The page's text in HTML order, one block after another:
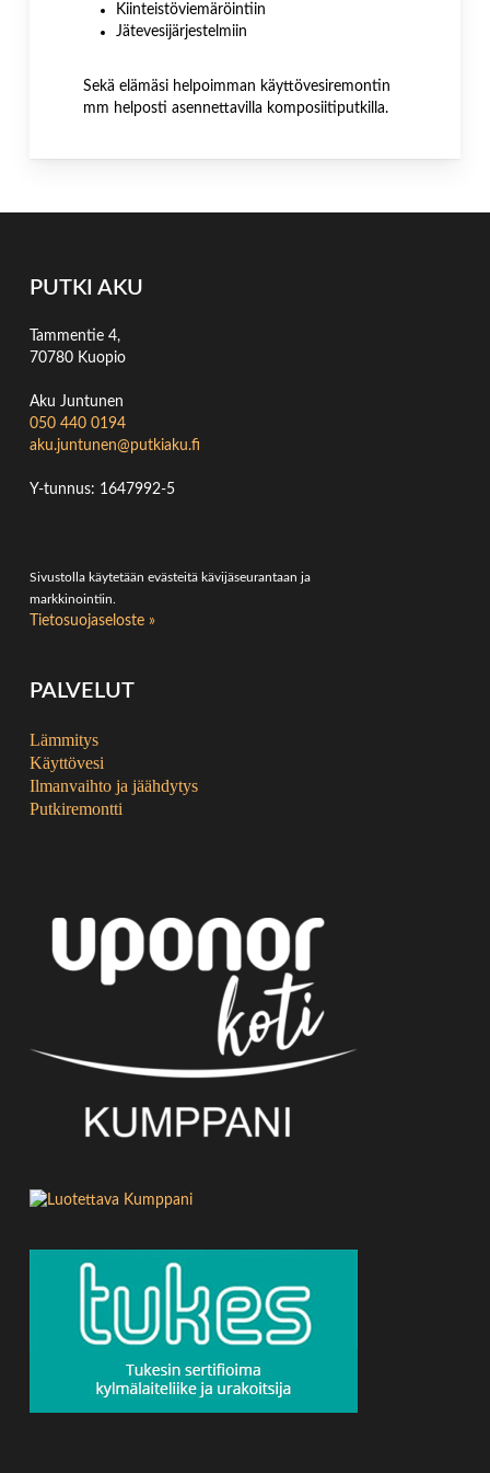
Kiinteistöviemäröintiin
Jätevesijärjestelmiin
Sekä elämäsi helpoimman käyttövesiremontin
mm helposti asennettavilla komposiitiputkilla.
PUTKI AKU
Tammentie 4,
70780 Kuopio
Aku Juntunen
050 440 0194
aku.juntunen@putkiaku.fi
Y-tunnus: 1647992-5
Sivustolla käytetään evästeitä kävijäseurantaan ja
markkinointiin.
Tietosuojaseloste »
PALVELUT
Lämmitys
Käyttövesi
Ilmanvaihto ja jäähdytys
Putkiremontti